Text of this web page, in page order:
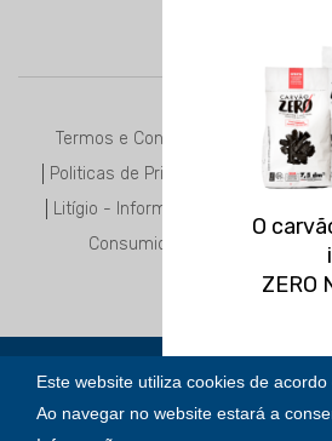
O
ZERO
VER
Este website utiliza cookies de
Ao navegar no website estará a
Termos e Condições
Politicas de Privacidade
Litígio - Informação ao
Consumidor
Copyright © 2020 |Gásnunos -
Lda.
| All Rights